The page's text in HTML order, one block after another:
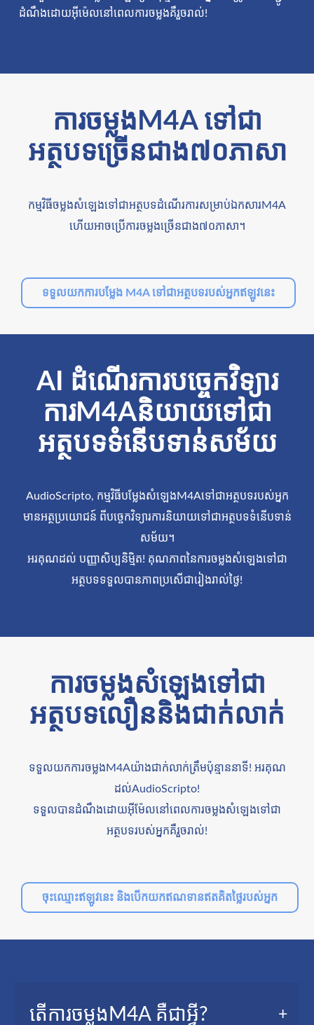
ដំណឹងដោយអ៊ីម៉េលនៅពេលការចម្លងគឺរួចរាល់!
ការចម្លងM4A ទៅជា
អត្ថបទច្រើនជាង៧០ភាសា
កម្មវិធីចម្លងសំឡេងទៅជាអត្ថបទដំណើរការសម្រាប់ឯកសារM4A
ហើយអាចប្រើការចម្លងច្រើនជាង៧០ភាសា។
ទទួលយកការបម្លែង M4A ទៅជាអត្ថបទរបស់អ្នកឥឡូវនេះ
AI ដំណើរការបច្ចេកវិទ្យារ
ការM4Aនិយាយទៅជា
អត្ថបទទំនើបទាន់សម័យ
AudioScripto, កម្មវិធីបម្លែងសំឡេងM4Aទៅជាអត្ថបទរបស់អ្នក
មានអត្ថប្រយោជន៍ ពីបច្ចេកវិទ្យារការនិយាយទៅជាអត្ថបទទំនើបទាន់
សម័យ។
អរគុណដល់ បញ្ញាសិប្បនិម្មិត! គុណភាពនៃការចម្លងសំឡេងទៅជា
អត្ថបទទទួលបានភាពប្រសើជារៀងរាល់ថ្ងៃ!
ការចម្លងសំឡេងទៅជា
អត្ថបទលឿននិងជាក់លាក់
ទទួលយកការចម្លងM4Aយ៉ាងជាក់លាក់ត្រឹមប៉ុន្មាននាទី! អរគុណ
ដល់AudioScripto!
ទទួលបានដំណឹងដោយអ៊ីម៉ែលនៅពេលការចម្លងសំឡេងទៅជា
អត្ថបទរបស់អ្នកគឺរួចរាល់!
ចុះឈ្មោះឥឡូវនេះ និងបើកយកឥណទានឥតគិតថ្លៃរបស់អ្នក
តើការចម្លងM4A គឺជាអ្វី?